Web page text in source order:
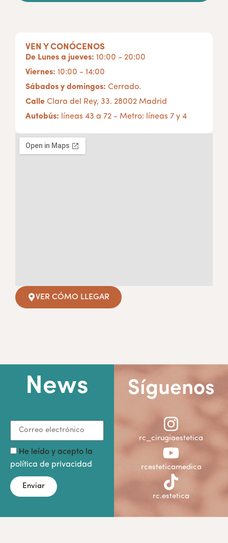
VEN Y CONÓCENOS
De Lunes a jueves: 10:00 - 20:00
Viernes: 10:00 - 14:00
Sábados y domingos: Cerrado.
Calle Clara del Rey, 33. 28002 Madrid
Autobús:
líneas 43 a 72 - Metro: líneas 7 y 4
VER CÓMO LLEGAR
News
He leído y acepto la
política de privacidad
Enviar
Síguenos
rc_cirugiaestetica
rcesteticamedica
rc.estetica